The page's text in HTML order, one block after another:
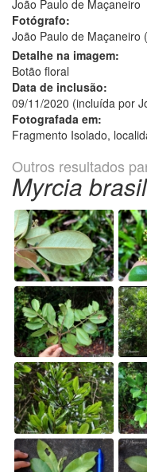
João Paulo de Maçaneiro
Fotógrafo:
João Paulo de Maçaneiro
Detalhe na imagem:
Botão floral
Data de inclusão:
09/11/2020 (incluída por
Fotografada em:
Fragmento Isolado,
Outros resultados
Myrcia